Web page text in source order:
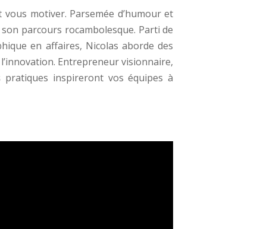
motiver. Parsemée d’humour et
parcours rocambolesque. Parti de
en affaires, Nicolas aborde des
Entrepreneur visionnaire,
inspireront vos équipes à